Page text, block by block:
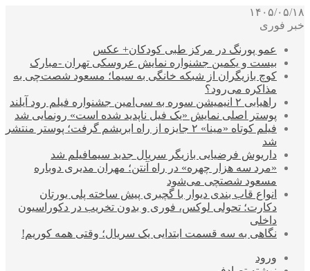
۱۴۰۵/۰۵/۱۸
خبر فوری
عمو پورنگ در مرکز طبی کودکان+ عکس
بیست و یکمین جشنواره نمایش عروسکی تهران -مبارک
کوچ بازیگران از شبکه خانگی به سیما؛ مسعود شصت‌چی به
مذاکره می‌رود؟
راهیابی ۲ انیمیشن سوره به سی‌امین جشنواره فیلم رود آیلند
پوستر اصلی نمایش «یک فیل ناپدید شده است» رونمایی شد
فیلم کوتاه «مینا» ۲ جایزه از راه ابریشم گرفت؛ پوستر منتشر
شد
داریوش فرضیایی بازیگر سریال جدید سیمافیلم شد
«مرد سه هزار چهره» در راه آنتن؛ مهران مدیری دوباره
مسعود شصتچی می‌شود
انواع قاب بندی دیوار با گچبری پیش ساخته پلی یورتان
دکارت؛ تحولی لوکس، فوری و بدون تخریب در دکوراسیون
داخلی
نگاهی به سه قسمت ابتدایی یک سریال؛ وقتی همه کوریم!
ورود